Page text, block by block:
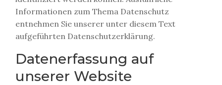
Informationen zum Thema Datenschutz
entnehmen Sie unserer unter diesem Text
aufgeführten Datenschutzerklärung.
Datenerfassung auf
unserer Website